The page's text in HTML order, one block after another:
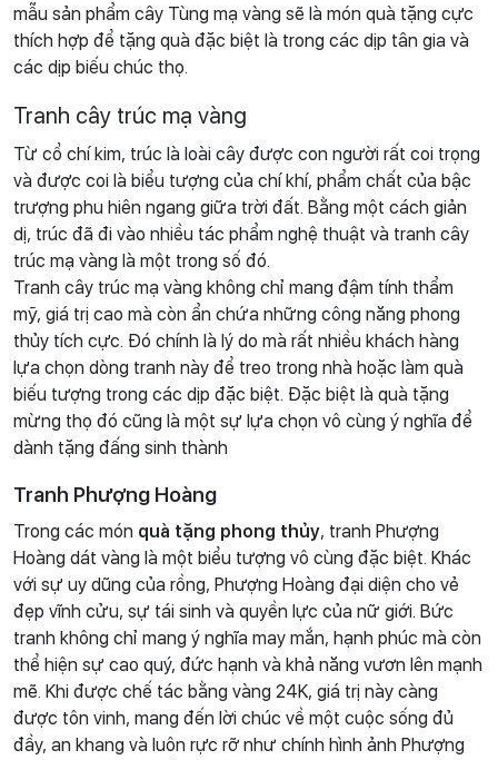
mẫu sản phẩm cây Tùng mạ vàng sẽ là món quà tặng cực
thích hợp để tặng quà đặc biệt là trong các dịp tân gia và
các dịp biếu chúc thọ.
Tranh cây trúc mạ vàng
Từ cổ chí kim, trúc là loài cây được con người rất coi trọng
và được coi là biểu tượng của chí khí, phẩm chất của bậc
trượng phu hiên ngang giữa trời đất. Bằng một cách giản
dị, trúc đã đi vào nhiều tác phẩm nghệ thuật và tranh cây
trúc mạ vàng là một trong số đó.
Tranh cây trúc mạ vàng không chỉ mang đậm tính thẩm
mỹ, giá trị cao mà còn ẩn chứa những công năng phong
thủy tích cực. Đó chính là lý do mà rất nhiều khách hàng
lựa chọn dòng tranh này để treo trong nhà hoặc làm quà
biếu tượng trong các dịp đặc biệt. Đặc biệt là quà tặng
mừng thọ đó cũng là một sự lựa chọn vô cùng ý nghĩa để
dành tặng đấng sinh thành
Tranh Phượng Hoàng
Trong các món quà tặng phong thủy, tranh Phượng
Hoàng dát vàng là một biểu tượng vô cùng đặc biệt. Khác
với sự uy dũng của rồng, Phượng Hoàng đại diện cho vẻ
đẹp vĩnh cửu, sự tái sinh và quyền lực của nữ giới. Bức
tranh không chỉ mang ý nghĩa may mắn, hạnh phúc mà còn
thể hiện sự cao quý, đức hạnh và khả năng vươn lên mạnh
mẽ. Khi được chế tác bằng vàng 24K, giá trị này càng
được tôn vinh, mang đến lời chúc về một cuộc sống đủ
đầy, an khang và luôn rực rỡ như chính hình ảnh Phượng